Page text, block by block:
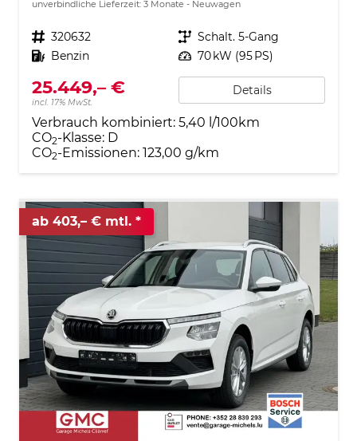
unverbindliche Lieferzeit: 3 Monate Neuwagen
Fahrzeugnr. 320632 Getriebe Schalt. 5-Gang
Kraftstoff Benzin Leistung 70 kW (95 PS)
25.449,– €
incl. 17% MwSt.
Details
Verbrauch kombiniert: 5,40 l/100km
CO2-Klasse: D
CO2-Emissionen: 123,00 g/km
ab 403,– € mtl.